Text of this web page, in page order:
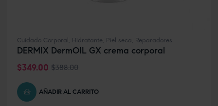
Cuidado Corporal , Hidratante, Piel seca, Reparadores
DERMIX DermOIL GX crema corporal
$388.00
$349.00
AÑADIR AL CARRITO